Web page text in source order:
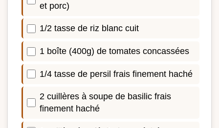
et porc)
1/2 tasse de riz blanc cuit
1 boîte (400g) de tomates concassées
1/4 tasse de persil frais finement haché
2 cuillères à soupe de basilic frais
finement haché